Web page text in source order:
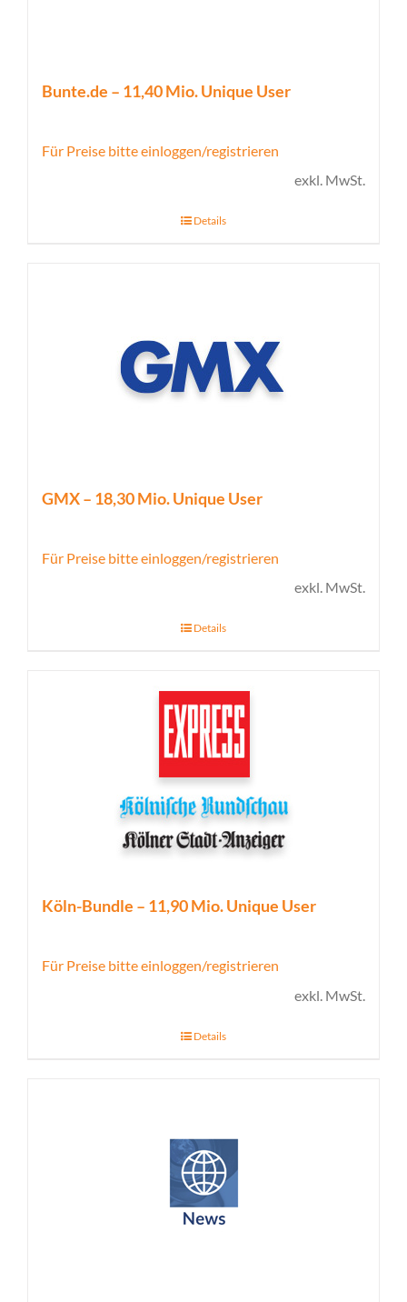
Bunte.de – 11,40 Mio. Unique User
Für Preise bitte einloggen/registrieren
exkl. MwSt.
Details
GMX – 18,30 Mio. Unique User
Für Preise bitte einloggen/registrieren
exkl. MwSt.
Details
Köln-Bundle – 11,90 Mio. Unique User
Für Preise bitte einloggen/registrieren
exkl. MwSt.
Details